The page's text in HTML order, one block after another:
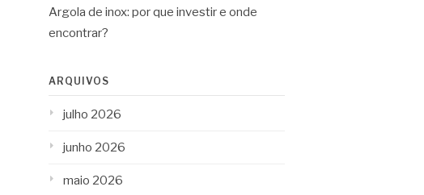
Argola de inox: por que investir e onde
encontrar?
ARQUIVOS
julho 2026
junho 2026
maio 2026